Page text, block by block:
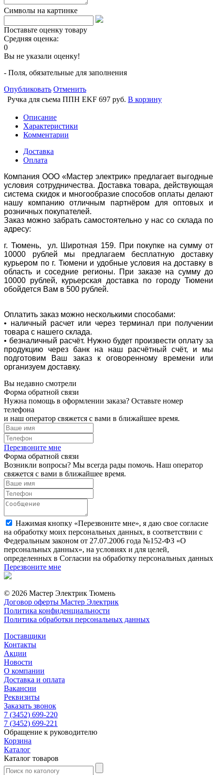
Символы на картинке
Поставьте оценку товару
Средняя оценка:
0
Вы не указали оценку!
- Поля, обязательные для заполнения
Опубликовать Отменить
Ручка для съема ППН EKF 697 руб. В корзину
Описание
Характеристики
Комментарии
Доставка
Оплата
Компания ООО «Мастер электрик» предлагает выгодные
условия сотрудничества. Доставка товара, действующая
система скидок и многообразие способов оплаты делают
нашу компанию отличным партнёром для оптовых и
розничных покупателей.
Заказ можно забрать самостоятельно у нас со склада по
адресу:
г. Тюмень, ул. Широтная 159. При покупке на сумму от
10000 рублей мы предлагаем бесплатную доставку
курьером по г. Тюмени и удобные условия на доставку в
область и соседние регионы. При заказе на сумму до
10000 рублей, курьерская доставка по городу Тюмени
обойдется Вам в 500 рублей.
Оплатить заказ можно несколькими способами:
• наличный расчет или через терминал при получении
товара с нашего склада.
• безналичный расчёт. Нужно будет произвести оплату за
продукцию через банк на наш расчётный счёт, и мы
подготовим Ваш заказ к оговоренному времени или
организуем доставку.
Вы недавно смотрели
Форма обратной связи
Нужна помощь в оформлении заказа? Оставьте номер
телефона
и наш оператор свяжется с вами в ближайшее время.
Перезвоните мне
Форма обратной связи
Возникли вопросы? Мы всегда рады помочь. Наш оператор
свяжется с вами в ближайшее время.
Нажимая кнопку «Перезвоните мне», я даю свое согласие
на обработку моих персональных данных, в соответствии с
Федеральным законом от 27.07.2006 года №152-ФЗ «О
персональных данных», на условиях и для целей,
определенных в Согласии на обработку персональных данных
Перезвоните мне
© 2026 Мастер Электрик Тюмень
Договор оферты Мастер Электрик
Политика конфиденциальности
Политика обработки персональных данных
Поставщики
Контакты
Акции
Новости
О компании
Доставка и оплата
Вакансии
Реквизиты
Заказать звонок
7 (3452) 699-220
7 (3452) 699-221
Обращение к руководителю
Корзина
Каталог
Каталог товаров